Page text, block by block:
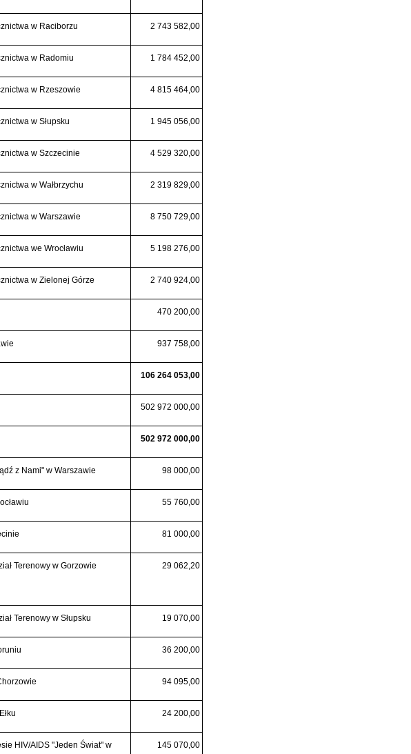
w Raciborzu 2 743 582,00
w Radomiu 1 784 452,00
w Rzeszowie 4 815 464,00
w Słupsku 1 945 056,00
w Szczecinie 4 529 320,00
w Wałbrzychu 2 319 829,00
w Warszawie 8 750 729,00
we Wrocławiu 5 198 276,00
w Zielonej Górze 2 740 924,00
470 200,00
937 758,00
106 264 053,00
502 972 000,00
502 972 000,00
z Nami" w Warszawie 98 000,00
55 760,00
81 000,00
Terenowy w Gorzowie 29 062,20
Terenowy w Słupsku 19 070,00
36 200,00
94 095,00
24 200,00
HIV/AIDS "Jeden Świat" w 145 070,00